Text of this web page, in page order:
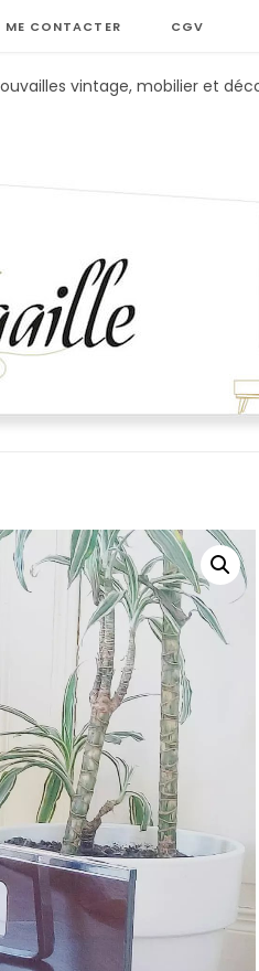
ME CONTACTER CGV
vintage, mobilier et